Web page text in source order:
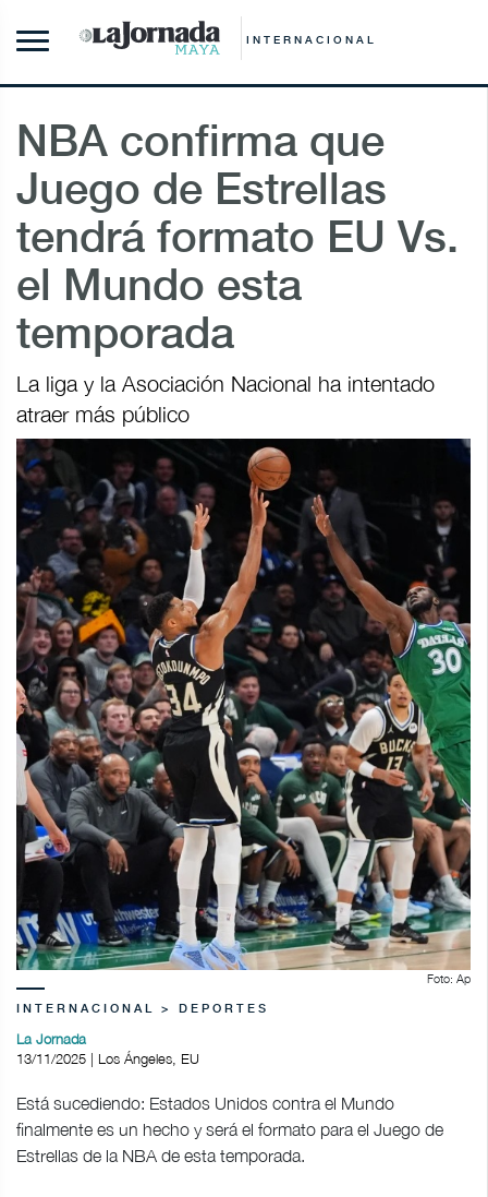
INTERNACIONAL
NBA confirma que
Juego de Estrellas
tendrá formato EU Vs.
el Mundo esta
temporada
La liga y la Asociación Nacional ha intentado
atraer más público
Foto: Ap
INTERNACIONAL > DEPORTES
La Jornada
13/11/2025 | Los Ángeles, EU
Está sucediendo: Estados Unidos contra el Mundo
finalmente es un hecho y será el formato para el Juego de
Estrellas de la NBA de esta temporada.